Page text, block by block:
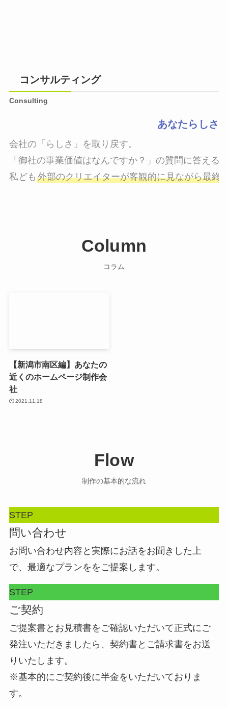
コンサルティング
Consulting
あなたらしさ
会社の「らしさ」を取り戻す。
「御社の事業価値はなんですか？」の質問に答える
私ども 外部のクリエイターが客観的に見ながら最終
Column
コラム
【新潟市南区編】あなたの
近くのホームページ制作会
社
2021.11.18
Flow
制作の基本的な流れ
STEP
問い合わせ
お問い合わせ内容と実際にお話をお聞きした上
で、最適なプランををご提案します。
STEP
ご契約
ご提案書とお見積書をご確認いただいて正式にご
発注いただきましたら、契約書とご請求書をお送
りいたします。
※基本的にご契約後に半金をいただいておりま
す。